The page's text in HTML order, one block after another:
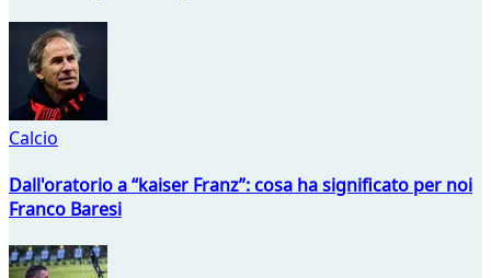
Calcio
Dall'oratorio a “kaiser Franz”: cosa ha significato per noi
Franco Baresi